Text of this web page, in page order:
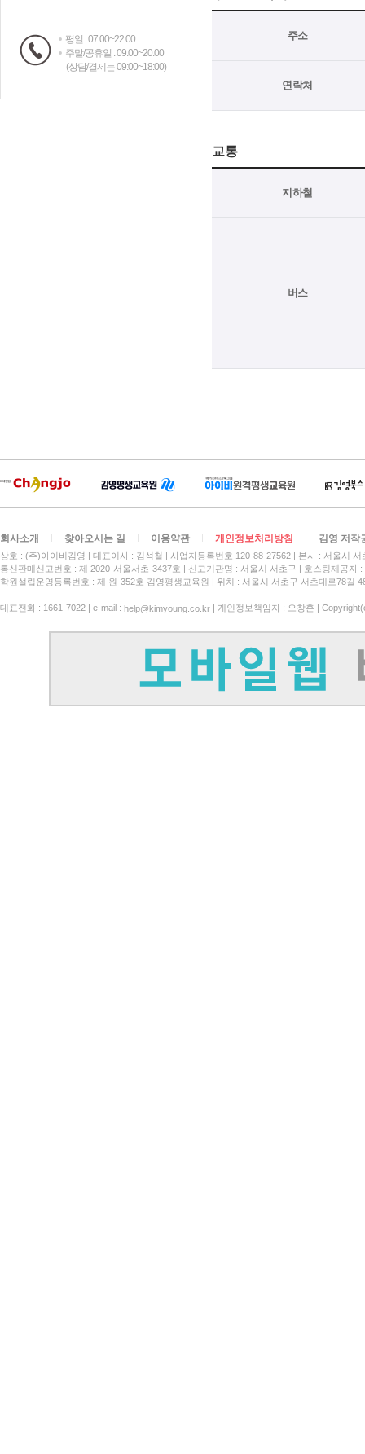
평일 : 07:00~22:00
주말/공휴일 : 09:00~20:00
(상담/결제는 09:00~18:00)
주소
연락처
교통
지하철
버스
회사소개 찾아오시는 길 이용약관 개인정보처리방침 김영 저작
상호 : (주)아이비김영 대표이사 : 김석철 사업자등록번호 120-88-27562
본사 : 서울시
통신판매신고번호 : 제 2020-서울서초-3437호
신고기관명 : 서울시 서초구
호스팅제공자
학원설립운영등록번호 : 제 원-352호 김영평생교육원 | 위치 : 서울시 서초구 서초대로78길
대표전화 : 1661-7022 | e-mail : help@kimyoung.co.kr | 개인정보책임자 : 오창훈 |